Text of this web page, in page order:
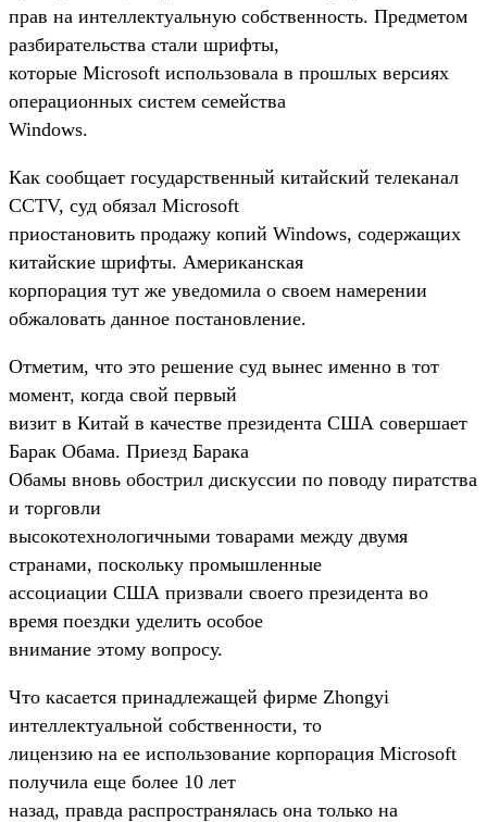
прав на интеллектуальную собственность. Предметом
разбирательства стали шрифты,
которые Microsoft использовала в прошлых версиях
операционных систем семейства
Windows.
Как сообщает государственный китайский телеканал
CCTV, суд обязал Microsoft
приостановить продажу копий Windows, содержащих
китайские шрифты. Американская
корпорация тут же уведомила о своем намерении
обжаловать данное постановление.
Отметим, что это решение суд вынес именно в тот
момент, когда свой первый
визит в Китай в качестве президента США совершает
Барак Обама. Приезд Барака
Обамы вновь обострил дискуссии по поводу пиратства
и торговли
высокотехнологичными товарами между двумя
странами, поскольку промышленные
ассоциации США призвали своего президента во
время поездки уделить особое
внимание этому вопросу.
Что касается принадлежащей фирме Zhongyi
интеллектуальной собственности, то
лицензию на ее использование корпорация Microsoft
получила еще более 10 лет
назад, правда распространялась она только на